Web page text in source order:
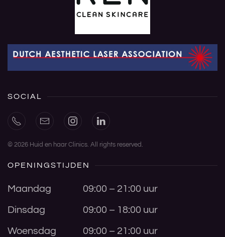
SOCIAL
© 2026 Huid en haar Clinics. All rights reserved.
OPENINGSTIJDEN
Maandag 09:00 – 21:00 uur
Dinsdag 09:00 – 18:00 uur
Woensdag 09:00 – 21:00 uur